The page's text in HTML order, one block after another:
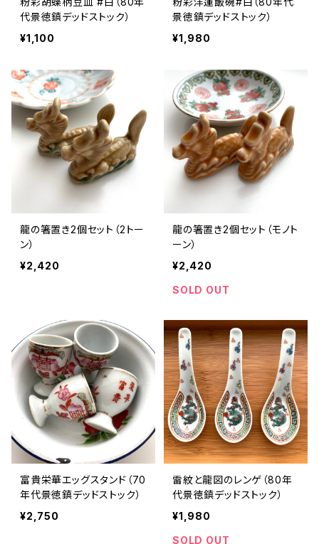
代景徳鎮デッドストック）
¥1,100
景徳鎮デッドストック）
¥1,980
龍の箸置き2個セット（2トー
ン）
¥2,420
龍の箸置き2個セット（モノト
ーン）
¥2,420
SOLD OUT
富貴栄華エッグスタンド（70
年代景徳鎮デッドストック）
¥2,750
雷紋と龍図のレンゲ（80年
代景徳鎮デッドストック）
¥1,980
SOLD OUT